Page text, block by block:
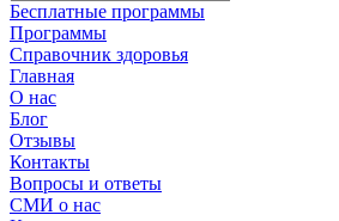
Бесплатные программы
Программы
Справочник здоровья
Главная
О нас
Блог
Отзывы
Контакты
Вопросы и ответы
СМИ о нас